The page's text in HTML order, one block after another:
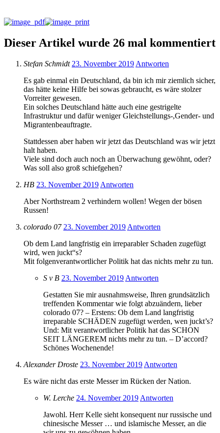
Dieser Artikel wurde 26 mal kommentiert
Stefan Schmidt 23. November 2019 Antworten
Es gab einmal ein Deutschland, da bin ich mir ziemlich sicher,
das hätte keine Hilfe bei sowas gebraucht, es wäre stolzer
Vorreiter gewesen.
Ein solches Deutschland hätte auch eine gestrigelte
Infrastruktur und dafür weniger Gleichstellungs-,Gender- und
Migrantenbeauftragte.
Stattdessen aber haben wir jetzt das Deutschland was wir jetzt
halt haben.
Viele sind doch auch noch an Überwachung gewöhnt, oder?
Was soll also groß schiefgehen?
HB 23. November 2019 Antworten
Aber Northstream 2 verhindern wollen! Wegen der bösen
Russen!
colorado 07 23. November 2019 Antworten
Ob dem Land langfristig ein irreparabler Schaden zugefügt
wird, wen juckt“s?
Mit folgenverantwortlicher Politik hat das nichts mehr zu tun.
S v B 23. November 2019 Antworten
Gestatten Sie mir ausnahmsweise, Ihren grundsätzlich
treffenden Kommentar wie folgt abzuändern, lieber
colorado 07? – Erstens: Ob dem Land langfristig
irreparable SCHÄDEN zugefügt werden, wen juckt’s?
Und: Mit verantwortlicher Politik hat das SCHON
SEIT LÄNGEREM nichts mehr zu tun. – D’accord?
Schönes Wochenende!
Alexander Droste 23. November 2019 Antworten
Es wäre nicht das erste Messer im Rücken der Nation.
W. Lerche 24. November 2019 Antworten
Jawohl. Herr Kelle sieht konsequent nur russische und
chinesische Messer … und islamische Messer, an die